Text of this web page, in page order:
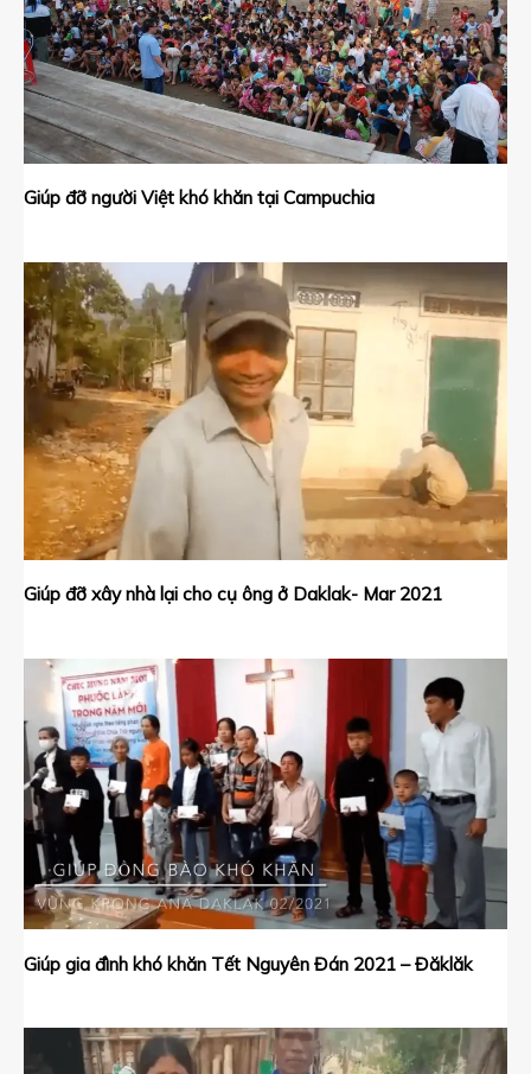
Giúp đỡ người Việt khó khăn tại Campuchia
Giúp đỡ xây nhà lại cho cụ ông ở Daklak- Mar 2021
Giúp gia đình khó khăn Tết Nguyên Đán 2021 – Đăklăk